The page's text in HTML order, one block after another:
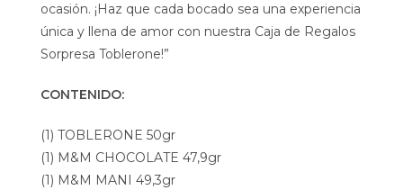
ocasión. ¡Haz que cada bocado sea una experiencia
única y llena de amor con nuestra Caja de Regalos
Sorpresa Toblerone!”
CONTENIDO:
(1) TOBLERONE 50gr
(1) M&M CHOCOLATE 47,9gr
(1) M&M MANI 49,3gr